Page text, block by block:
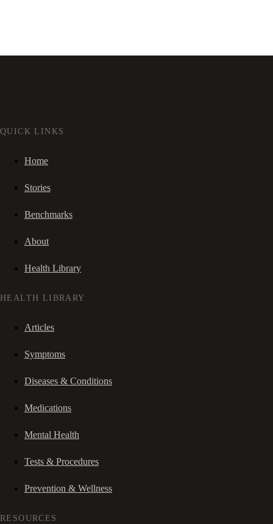
QUICK LINKS
Home
Stories
Benchmarks
About
Health Library
HEALTH LIBRARY
Articles
Symptoms
Diseases & Conditions
Medications
Mental Health
Tests & Procedures
Prevention & Wellness
RESOURCES